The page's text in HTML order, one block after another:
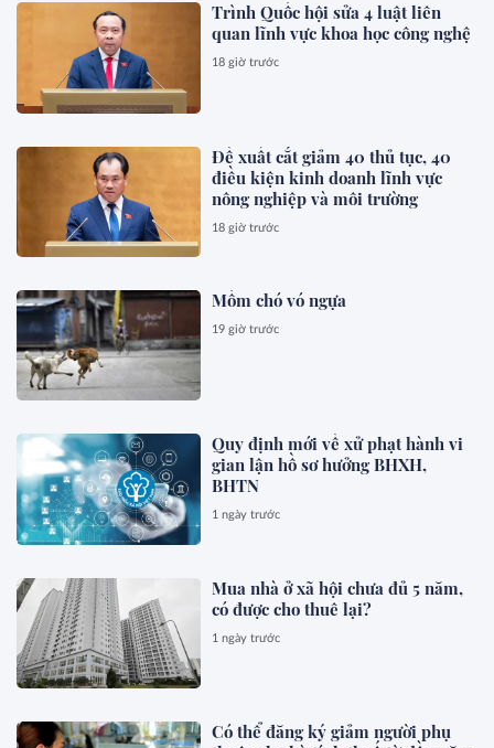
Trình Quốc hội sửa 4 luật liên
quan lĩnh vực khoa học công nghệ
18 giờ trước
Đề xuất cắt giảm 40 thủ tục, 40
điều kiện kinh doanh lĩnh vực
nông nghiệp và môi trường
18 giờ trước
Mồm chó vó ngựa
19 giờ trước
Quy định mới về xử phạt hành vi
gian lận hồ sơ hưởng BHXH,
BHTN
1 ngày trước
Mua nhà ở xã hội chưa đủ 5 năm,
có được cho thuê lại?
1 ngày trước
Có thể đăng ký giảm người phụ